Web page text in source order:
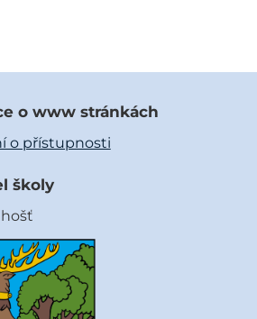
o www stránkách
o přístupnosti
školy